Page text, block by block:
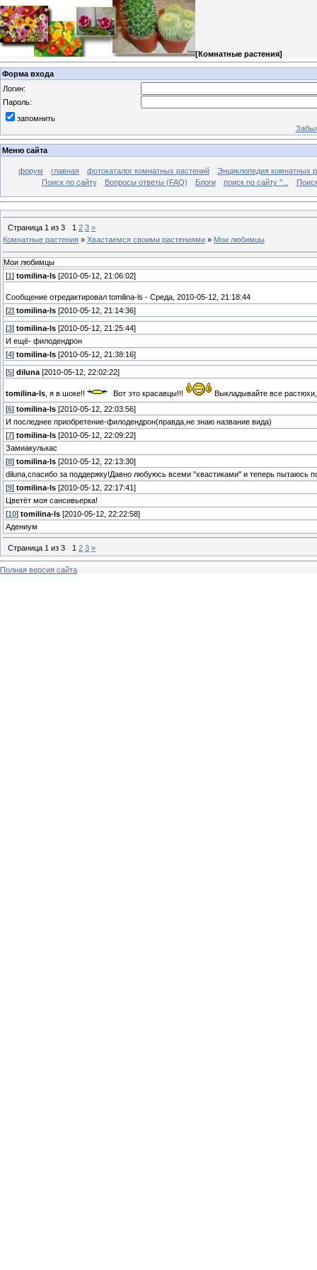
[Комнатные растения]
Форма входа
Логин:
Пароль:
запомнить
Меню сайта
форум главная фотокаталог комнатных растений
Энциклопедия комнатных
Поиск по сайту
Вопросы ответы (FAQ) Блоги поиск по сайту "...
Страница 1 из 3 1 2 3 »
Комнатные растения » Хвастаемся своими растениями » Мои любимцы
Мои любимцы
[1] tomilina-ls [2010-05-12, 21:06:02]
Сообщение отредактировал tomilina-ls - Среда, 2010-05-12, 21:18:44
[2] tomilina-ls [2010-05-12, 21:14:36]
[3] tomilina-ls [2010-05-12, 21:25:44]
И ещё- филодендрон
[4] tomilina-ls [2010-05-12, 21:38:16]
[5] diluna [2010-05-12, 22:02:22]
tomilina-ls , я в шоке!! Вот это красавцы!!!
Выкладывайте все
[6] tomilina-ls [2010-05-12, 22:03:56]
И последнее приобретение-филодендрон(правда,не знаю название вида)
[7] tomilina-ls [2010-05-12, 22:09:22]
Замиакулькас
[8] tomilina-ls [2010-05-12, 22:13:30]
diluna,спасибо за поддержку!Давно любуюсь всеми "хвастиками" и теперь пытаюсь
[9] tomilina-ls [2010-05-12, 22:17:41]
Цветёт моя сансивьерка!
[10] tomilina-ls [2010-05-12, 22:22:58]
Адениум
Страница 1 из 3 1 2 3 »
Полная версия сайта